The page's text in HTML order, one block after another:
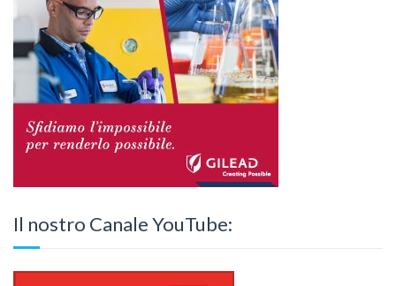
Il nostro Canale YouTube: